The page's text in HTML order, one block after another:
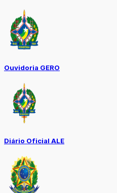
Ouvidoria GERO
Diário Oficial ALE